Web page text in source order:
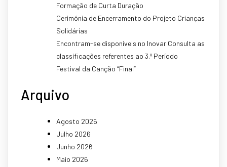
Formação de Curta Duração
Cerimónia de Encerramento do Projeto Crianças
Solidárias
Encontram-se disponíveis no Inovar Consulta as
classificações referentes ao 3.º Período
Festival da Canção “Final”
Arquivo
Agosto 2026
Julho 2026
Junho 2026
Maio 2026